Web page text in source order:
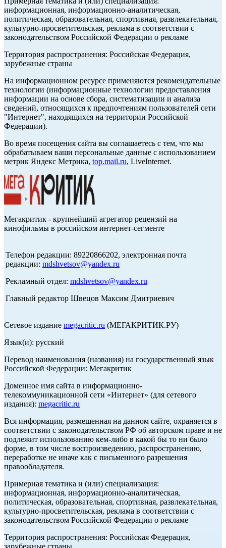
информационная, информационно-аналитическая,
политическая, образовательная, спортивная, развлекательная,
культурно-просветительская, реклама в соответствии с
законодательством Российской Федерации о рекламе
Территория распространения: Российская Федерация,
зарубежные страны
На информационном ресурсе применяются рекомендательные
технологии (информационные технологии предоставления
информации на основе сбора, систематизации и анализа
сведений, относящихся к предпочтениям пользователей сети
"Интернет", находящихся на территории Российской
Федерации).
Во время посещения сайта вы соглашаетесь с тем, что мы
обрабатываем ваши персональные данные с использованием
метрик Яндекс Метрика, top.mail.ru, LiveInternet.
Мегакритик - крупнейший агрегатор рецензий на
кинофильмы в российском интернет-сегменте
Телефон редакции: 89220866202, электронная почта
редакции: mdshvetsov@yandex.ru
Рекламный отдел: mdshvetsov@yandex.ru
Главный редактор Швецов Максим Дмитриевич
Сетевое издание megacritic.ru (МЕГАКРИТИК.РУ)
Язык(и): русский
Перевод наименования (названия) на государственный язык
Российской Федерации: Мегакритик
Доменное имя сайта в информационно-
телекоммуникационной сети «Интернет» (для сетевого
издания): megacritic.ru
Вся информация, размещенная на данном сайте, охраняется в
соответствии с законодательством РФ об авторском праве и не
подлежит использованию кем-либо в какой бы то ни было
форме, в том числе воспроизведению, распространению,
переработке не иначе как с письменного разрешения
правообладателя.
Примерная тематика и (или) специализация:
информационная, информационно-аналитическая,
политическая, образовательная, спортивная, развлекательная,
культурно-просветительская, реклама в соответствии с
законодательством Российской Федерации о рекламе
Территория распространения: Российская Федерация,